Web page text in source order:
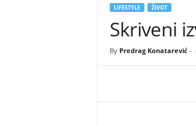
LIFESTYLE ŽIVOT
Skriveni
By Predrag Konatarević-